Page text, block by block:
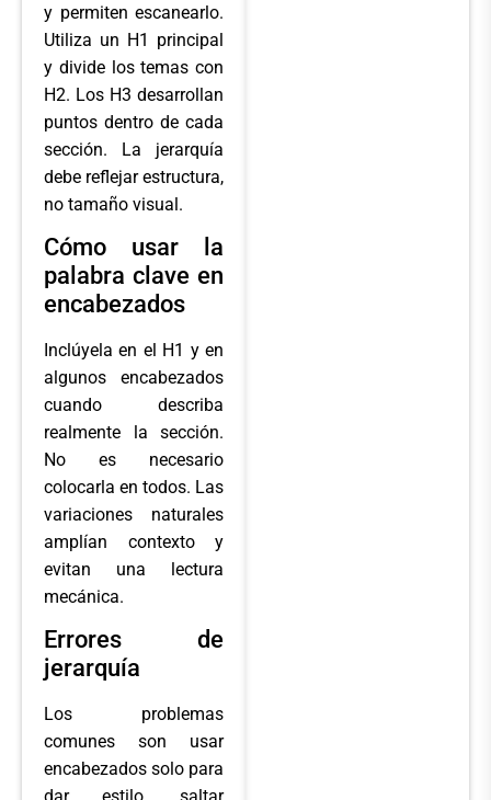
y permiten escanearlo.
Utiliza un H1 principal
y divide los temas con
H2. Los H3 desarrollan
puntos dentro de cada
sección. La jerarquía
debe reflejar estructura,
no tamaño visual.
Cómo usar la
palabra clave en
encabezados
Inclúyela en el H1 y en
algunos encabezados
cuando describa
realmente la sección.
No es necesario
colocarla en todos. Las
variaciones naturales
amplían contexto y
evitan una lectura
mecánica.
Errores de
jerarquía
Los problemas
comunes son usar
encabezados solo para